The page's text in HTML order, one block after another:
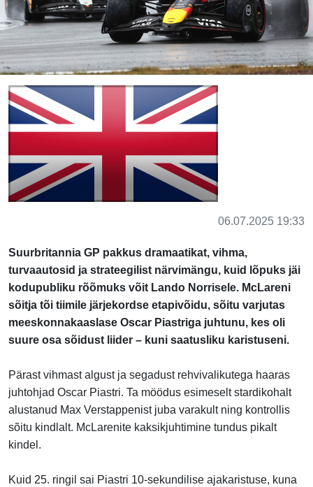
06.07.2025 19:33
Suurbritannia GP pakkus dramaatikat, vihma,
turvaautosid ja strateegilist närvimängu, kuid lõpuks jäi
kodupubliku rõõmuks võit Lando Norrisele. McLareni
sõitja tõi tiimile järjekordse etapivõidu, sõitu varjutas
meeskonnakaaslase Oscar Piastriga juhtunu, kes oli
suure osa sõidust liider – kuni saatusliku karistuseni.
Pärast vihmast algust ja segadust rehvivalikutega haaras
juhtohjad Oscar Piastri. Ta möödus esimeselt stardikohalt
alustanud Max Verstappenist juba varakult ning kontrollis
sõitu kindlalt. McLarenite kaksikjuhtimine tundus pikalt
kindel.
Kuid 25. ringil sai Piastri 10-sekundilise ajakaristuse, kuna